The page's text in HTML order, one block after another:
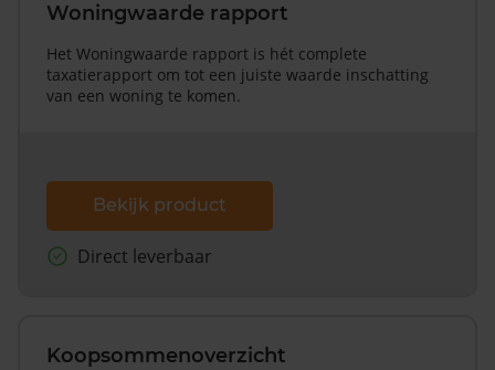
Woningwaarde rapport
Het Woningwaarde rapport is hét complete
taxatierapport om tot een juiste waarde inschatting
van een woning te komen.
Bekijk product
Direct leverbaar
Koopsommenoverzicht